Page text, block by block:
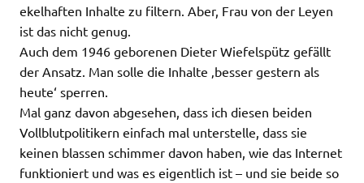
ekelhaften Inhalte zu filtern. Aber, Frau von der Leyen
ist das nicht genug.
Auch dem 1946 geborenen Dieter Wiefelspütz gefällt
der Ansatz. Man solle die Inhalte ‚besser gestern als
heute‘ sperren.
Mal ganz davon abgesehen, dass ich diesen beiden
Vollblutpolitikern einfach mal unterstelle, dass sie
keinen blassen schimmer davon haben, wie das Internet
funktioniert und was es eigentlich ist – und sie beide so